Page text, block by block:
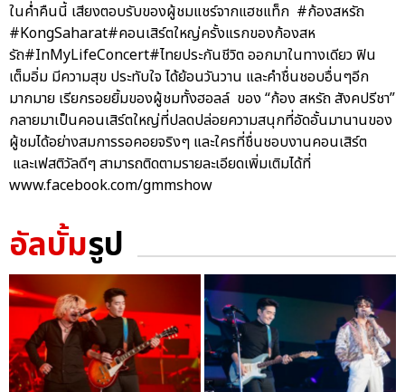
ในค่ำคืนนี้ เสียงตอบรับของผู้ชมแชร์จากแฮชแท็ก #ก้องสหรัถ
#KongSaharat#คอนเสิร์ตใหญ่ครั้งแรกของก้องสห
รัถ#InMyLifeConcert#ไทยประกันชีวิต ออกมาในทางเดียว ฟิน
เต็มอิ่ม มีความสุข ประทับใจ ได้ย้อนวันวาน และคำชื่นชอบอื่นๆอีก
มากมาย เรียกรอยยิ้มของผู้ชมทั้งฮอลล์ ของ “ก้อง สหรัถ สังคปรีชา”
กลายมาเป็นคอนเสิร์ตใหญ่ที่ปลดปล่อยความสนุกที่อัดอั้นมานานของ
ผู้ชมได้อย่างสมการรอคอยจริงๆ และใครที่ชื่นชอบงานคอนเสิร์ต
และเฟสติวัลดีๆ สามารถติดตามรายละเอียดเพิ่มเติมได้ที่
www.facebook.com/gmmshow
อัลบั้มรูป